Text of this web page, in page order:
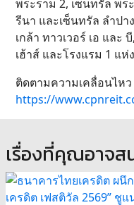
พระราม 2, เซ็นทรัล พร
รีนา และเซ็นทรัล ลำปา
เกล้า ทาวเวอร์ เอ และ
เฮ้าส์ และโรงแรม 1 แ
ติดตามความเคลื่อนไหว
https://
เรื่องที่คุณอาจส